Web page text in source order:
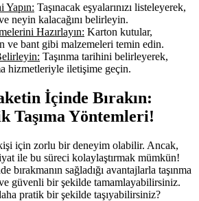
Yapın: Taşınacak eşyalarınızı listeleyerek,
neyin kalacağını belirleyin.
Hazırlayın: Karton kutular,
ve bant gibi malzemeleri temin edin.
Taşınma tarihini belirleyerek,
hizmetleriyle iletişime geçin.
İçinde Bırakın:
Taşıma Yöntemleri!
için zorlu bir deneyim olabilir. Ancak,
ile bu süreci kolaylaştırmak mümkün!
bırakmanın sağladığı avantajlarla taşınma
güvenli bir şekilde tamamlayabilirsiniz.
pratik bir şekilde taşıyabilirsiniz?